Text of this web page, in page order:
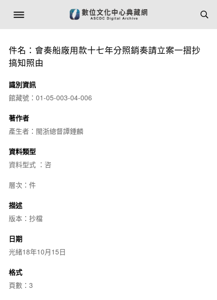
件名：會奏船廠用款十七年分照銷奏請立案一摺抄
搞知照由
識別資訊
館藏號：01-05-003-04-006
著作者
產生者：閩浙總督譚鍾麟
資料類型
資料型式 ：咨
層次：件
描述
版本：抄檔
日期
光緒18年10月15日
格式
頁數：3